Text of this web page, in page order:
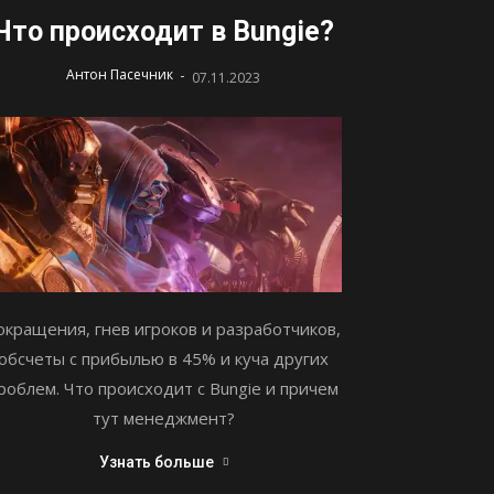
происходит в Bungie?
Антон Пасечник - 07.11.2023
гнев игроков и разработчиков,
с прибылью в 45% и куча других
Что происходит с Bungie и причем
тут менеджмент?
Узнать больше